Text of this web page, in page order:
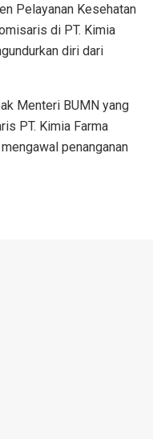
Pelayanan Kesehatan
di PT. Kimia
diri dari
Menteri BUMN yang
PT. Kimia Farma
penanganan